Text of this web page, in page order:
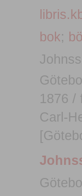
bok;
1876 /
Carl-